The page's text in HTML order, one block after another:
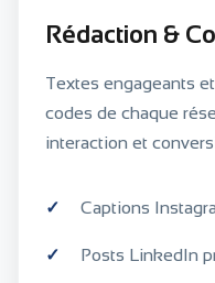
Rédaction &
Textes engageants
codes de chaque
interaction et
Captions
Posts LinkedIn